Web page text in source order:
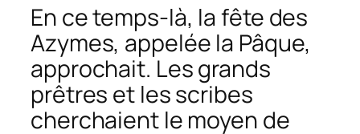
En ce temps-là, la fête des
Azymes, appelée la Pâque,
approchait. Les grands
prêtres et les scribes
cherchaient le moyen de